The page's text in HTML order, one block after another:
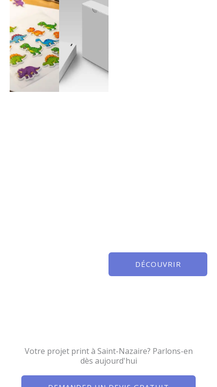
DÉCOUVRIR
Votre projet print à Saint-Nazaire? Parlons-en
dès aujourd'hui